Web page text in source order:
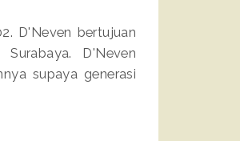
D'Neven bertujuan
D'Neven
supaya generasi